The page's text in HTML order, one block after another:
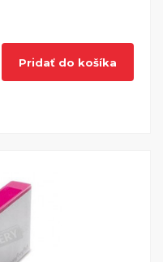
Pridať do košíka